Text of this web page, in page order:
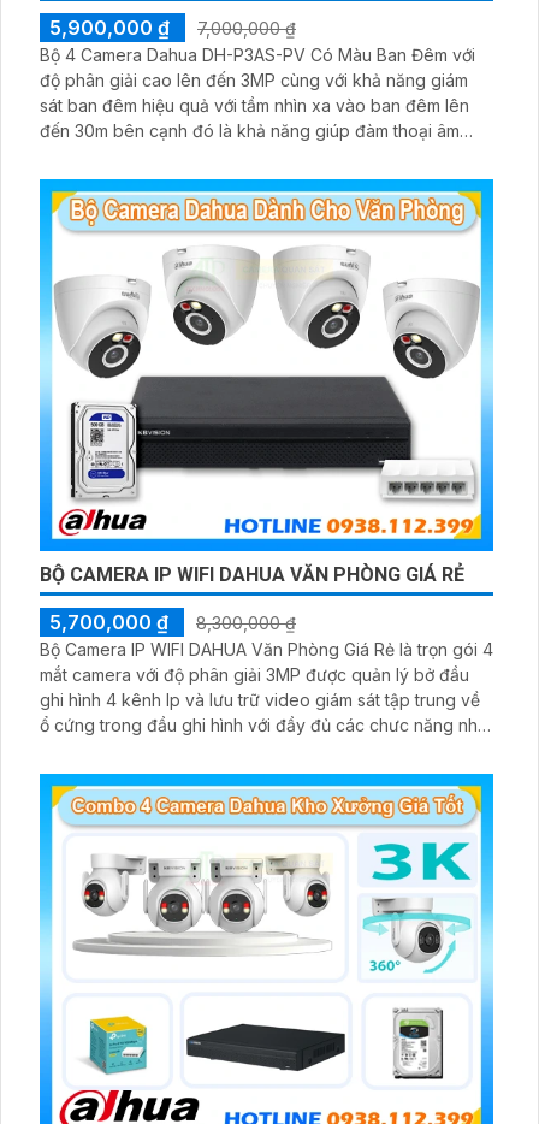
5,900,000 ₫
7,000,000 ₫
Bộ 4 Camera Dahua DH-P3AS-PV Có Màu Ban Đêm với
độ phân giải cao lên đến 3MP cùng với khả năng giám
sát ban đêm hiệu quả với tầm nhìn xa vào ban đêm lên
đến 30m bên cạnh đó là khả năng giúp đàm thoại âm
hiện xâm nhập
BỘ CAMERA IP WIFI DAHUA VĂN PHÒNG GIÁ RẺ
5,700,000 ₫
8,300,000 ₫
Bộ Camera IP WIFI DAHUA Văn Phòng Giá Rẻ là trọn gói 4
mắt camera với độ phân giải 3MP được quản lý bở đầu
ghi hình 4 kênh Ip và lưu trữ video giám sát tập trung về
ổ cứng trong đầu ghi hình với đầy đủ các chưc năng như
giám sát có màu vào ban đêm